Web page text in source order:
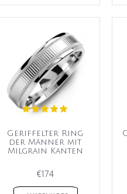
Geriffelter Ring
der Männer mit
Milgrain Kanten
€174